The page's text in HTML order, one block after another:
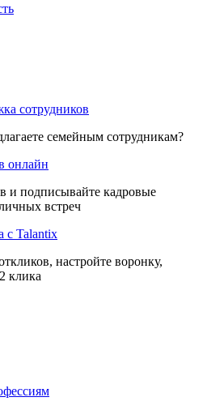
сотрудников
семейным сотрудникам?
онлайн
и подписывайте кадровые
встреч
с Talantix
настройте воронку,
клика